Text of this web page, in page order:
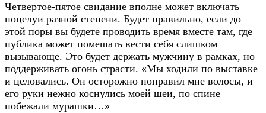
Четвертое-пятое свидание вполне может включать
поцелуи разной степени. Будет правильно, если до
этой поры вы будете проводить время вместе там, где
публика может помешать вести себя слишком
вызывающе. Это будет держать мужчину в рамках, но
поддерживать огонь страсти. «Мы ходили по выставке
и целовались. Он осторожно поправил мне волосы, и
его руки нежно коснулись моей шеи, по спине
побежали мурашки…»